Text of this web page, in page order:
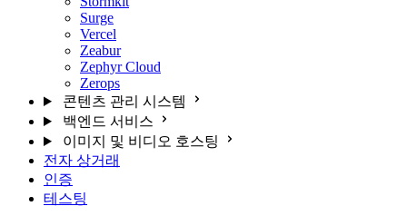
Surge
Vercel
Zeabur
Zephyr Cloud
Zerops
콘텐츠 관리 시스템
백엔드 서비스
이미지 및 비디오 호스팅
전자 상거래
인증
테스팅